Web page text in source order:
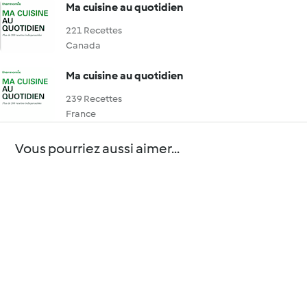
Ma cuisine au quotidien
221 Recettes
Canada
Ma cuisine au quotidien
239 Recettes
France
Vous pourriez aussi aimer...